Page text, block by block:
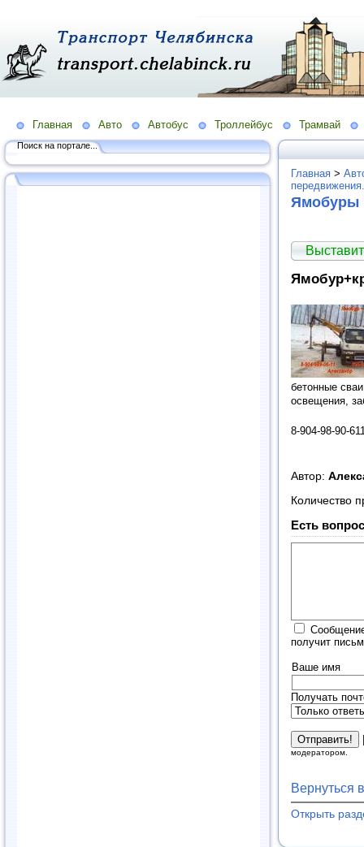
Главная Авто Автобус Троллейбус Трамвай
Поиск на портале...
Главная >
Ямобуры
бетонные
освещения,
8-904-98-90-
Автор:
Количество
Есть
получит
Ваше имя
Получать
модератором.
Вернуться
Открыть